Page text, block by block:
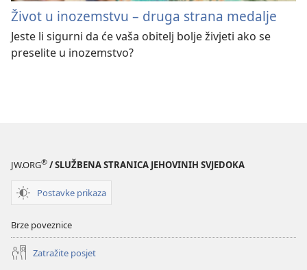
Život u inozemstvu – druga strana medalje
Jeste li sigurni da će vaša obitelj bolje živjeti ako se
preselite u inozemstvo?
JW.ORG® / SLUŽBENA STRANICA JEHOVINIH SVJEDOKA
Postavke prikaza
Brze poveznice
Zatražite posjet